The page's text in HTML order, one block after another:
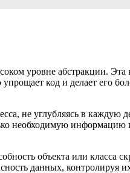
уровне абстракции. Эта
код и делает его
не углубляясь в каждую
необходимую
объекта или класса
данных, контролируя